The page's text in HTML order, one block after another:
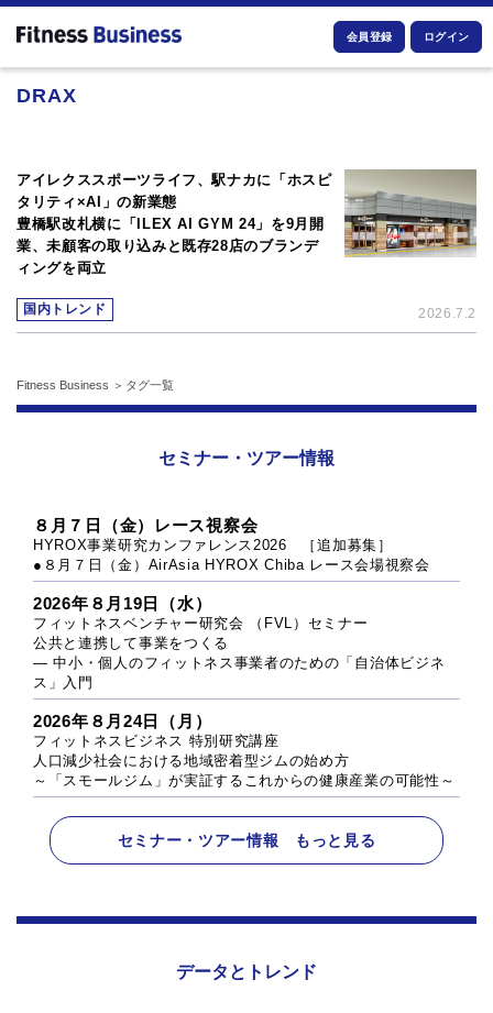
会員登録 ログイン
DRAX
アイレクススポーツライフ、駅ナカに「ホスピ
タリティ×AI」の新業態
豊橋駅改札横に「ILEX AI GYM 24」を9月開
業、未顧客の取り込みと既存28店のブランデ
ィングを両立
国内トレンド 2026.7.2
Fitness Business タグ一覧
セミナー・ツアー情報
８月７日（金）レース視察会
HYROX事業研究カンファレンス2026 ［追加募集］
●８月７日（金）AirAsia HYROX Chiba レース会場視察会
2026年８月19日（水）
フィットネスベンチャー研究会 （FVL）セミナー
公共と連携して事業をつくる
― 中小・個人のフィットネス事業者のための「自治体ビジネ
ス」入門
2026年８月24日（月）
フィットネスビジネス 特別研究講座
人口減少社会における地域密着型ジムの始め方
～「スモールジム」が実証するこれからの健康産業の可能性～
セミナー・ツアー情報 もっと見る
データとトレンド